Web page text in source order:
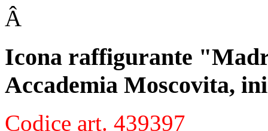
Â
Icona raffigurante
Accademia Moscovita,
Codice art. 439397